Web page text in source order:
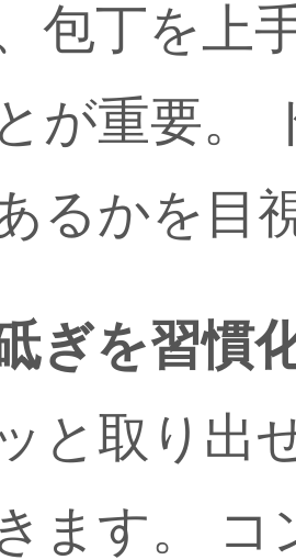
包丁を上
が重要。
るかを目
砥ぎを習慣
と取り出
ます。 コ